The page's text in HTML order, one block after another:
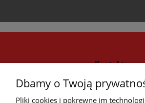
Strefa klienta
Kontakt
Dbamy o Twoją
Pliki cookies i pokrewne im